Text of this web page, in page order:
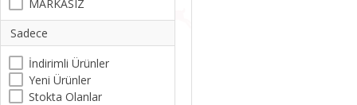
MARKASIZ
Sadece
İndirimli Ürünler
Yeni Ürünler
Stokta Olanlar